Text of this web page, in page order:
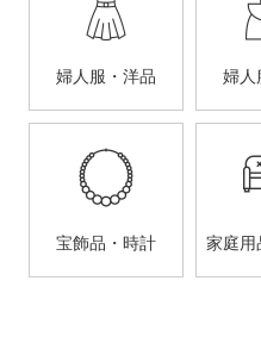
婦人服・洋品 婦人
宝飾品・時計 家庭用